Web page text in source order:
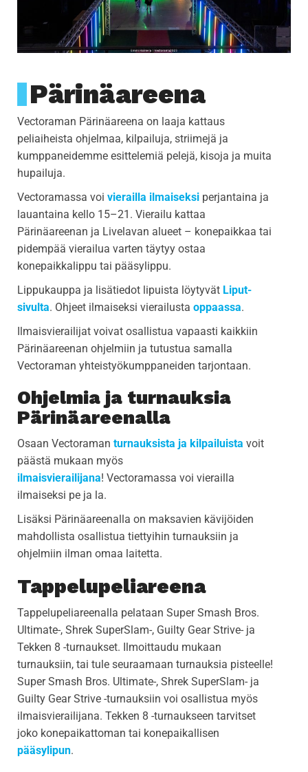
Pärinäareena
Vectoraman Pärinäareena on laaja kattaus
peliaiheista ohjelmaa, kilpailuja, striimejä ja
kumppaneidemme esittelemiä pelejä, kisoja ja muita
hupailuja.
Vectoramassa voivierailla ilmaiseksi perjantaina ja
lauantaina kello 15–21. Vierailu kattaa
Pärinäareenan ja Livelavan alueet – konepaikkaa tai
pidempää vierailua varten täytyy ostaa
konepaikkalippu tai pääsylippu.
Lippukauppa ja lisätiedot lipuista löytyvät Liput-
sivulta. Ohjeet ilmaiseksi vierailustaoppaassa.
Ilmaisvierailijat voivat osallistua vapaasti kaikkiin
Pärinäareenan ohjelmiin ja tutustua samalla
Vectoraman yhteistyökumppaneiden tarjontaan.
Ohjelmia ja turnauksia
Pärinäareenalla
Osaan Vectoramanturnauksista ja kilpailuista voit
päästä mukaan myös
ilmaisvierailijana! Vectoramassa voi vierailla
ilmaiseksi pe ja la.
Lisäksi Pärinäareenalla on maksavien kävijöiden
mahdollista osallistua tiettyihin turnauksiin ja
ohjelmiin ilman omaa laitetta.
Tappelupeliareena
Tappelupeliareenalla pelataan Super Smash Bros.
Ultimate-, Shrek SuperSlam-, Guilty Gear Strive- ja
Tekken 8 -turnaukset. Ilmoittaudu mukaan
turnauksiin, tai tule seuraamaan turnauksia pisteelle!
Super Smash Bros. Ultimate-, Shrek SuperSlam- ja
Guilty Gear Strive -turnauksiin voi osallistua myös
ilmaisvierailijana. Tekken 8 -turnaukseen tarvitset
joko konepaikattoman tai konepaikallisen
pääsylipun.